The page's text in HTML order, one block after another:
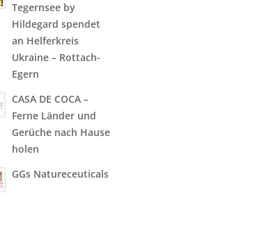
Tegernsee by
Hildegard spendet
an Helferkreis
Ukraine – Rottach-
Egern
CASA DE COCA –
Ferne Länder und
Gerüche nach Hause
holen
GGs Natureceuticals